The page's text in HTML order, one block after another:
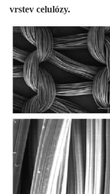
vrstev celulózy.